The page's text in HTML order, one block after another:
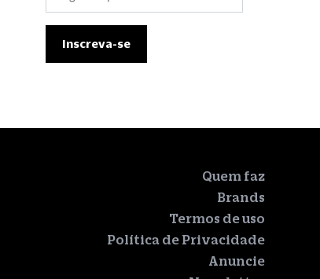
Quem faz
Brands
Termos de uso
Política de Privacidade
Anuncie